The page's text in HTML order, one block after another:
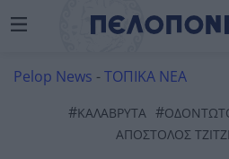
Pelop News -ΤΟΠΙΚΑ ΝΕΑ
#ΚΑΛΆΒΡΥΤΑ #
ΑΠΌΣΤΟΛΟΣ